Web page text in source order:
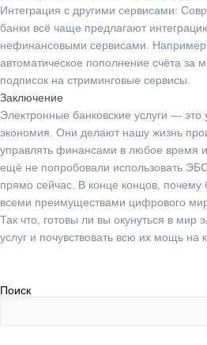
Интеграция с другими сервисами:
банки всё чаще предлагают
нефинансовыми сервисами.
автоматическое пополнение счёта за
подписок на стриминговые сервисы.
Заключение
Электронные банковские услуги — это
экономия. Они делают нашу жизнь
управлять финансами в любое время
ещё не попробовали использовать
прямо сейчас. В конце концов, почему
всеми преимуществами цифрового
Так что, готовы ли вы окунуться в мир
услуг и почувствовать всю их мощь на
Поиск